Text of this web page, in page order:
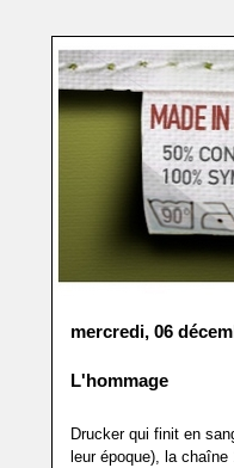
mercredi, 06
L'hommage
Drucker qui finit en
leur époque), la